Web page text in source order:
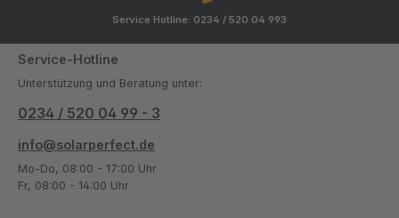
Service Hotline: 0234 / 520 04 993
Service-Hotline
Unterstützung und Beratung unter:
0234 / 520 04 99 - 3
info@solarperfect.de
Mo-Do, 08:00 - 17:00 Uhr
Fr, 08:00 - 14:00 Uhr